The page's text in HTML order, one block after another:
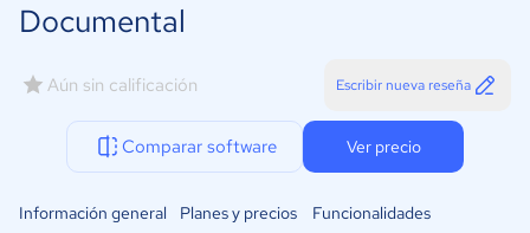
Documental
Aún sin calificación Escribir nueva reseña
Comparar software Ver precio
Información general Planes y precios Funcionalidades